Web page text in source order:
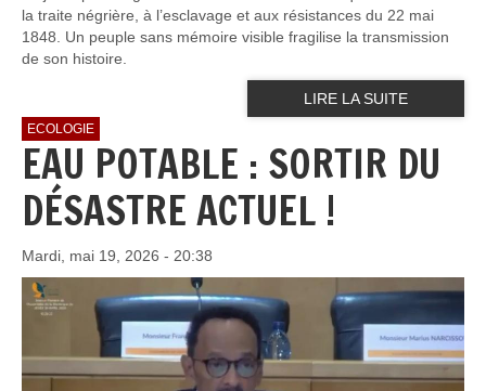
la traite négrière, à l’esclavage et aux résistances du 22 mai
1848. Un peuple sans mémoire visible fragilise la transmission
de son histoire.
LIRE LA SUITE
ECOLOGIE
EAU POTABLE : SORTIR DU
DÉSASTRE ACTUEL !
Mardi, mai 19, 2026 - 20:38